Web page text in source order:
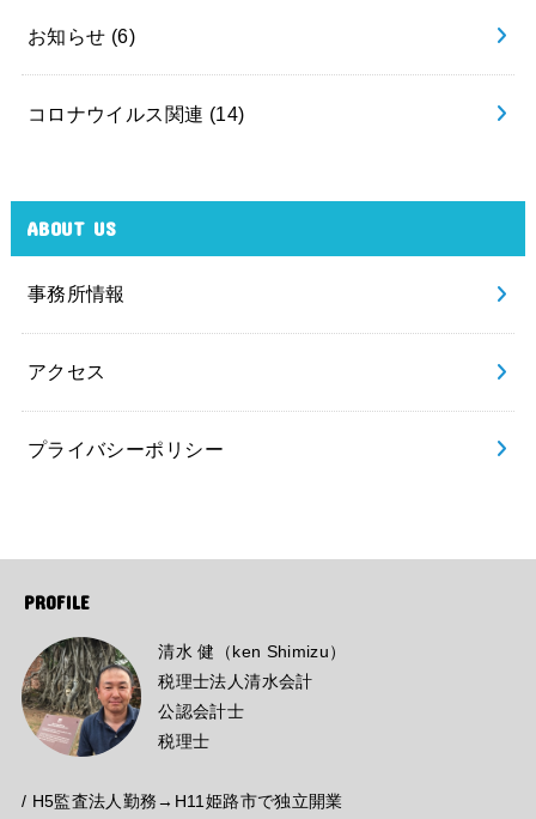
お知らせ (6)
コロナウイルス関連 (14)
ABOUT US
事務所情報
アクセス
プライバシーポリシー
PROFILE
清水 健（ken Shimizu）
税理士法人清水会計
公認会計士
税理士
/ H5監査法人勤務→H11姫路市で独立開業